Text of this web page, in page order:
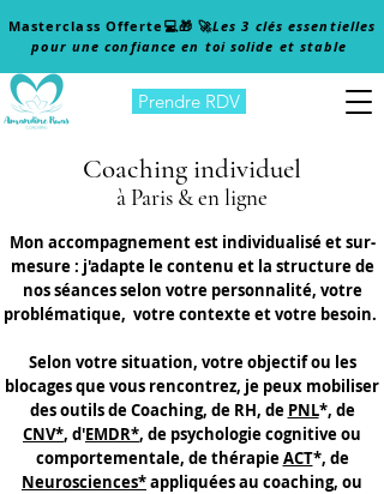
Masterclass Offerte 💻🎁 🚀Les 3 clés essentielles
pour une confiance en toi solide et stable
Prendre RDV
Coaching individuel
à Paris & en ligne
Mon accompagnement est individualisé et sur-
mesure : j'adapte le contenu et la structure de
nos séances selon votre personnalité, votre
problématique, votre contexte et votre besoin.
Selon votre situation, votre objectif ou les
blocages que vous rencontrez, je peux mobiliser
des outils de Coaching, de RH, de PNL*, de
CNV*, d'EMDR*, de psychologie cognitive ou
comportementale, de thérapieACT*, de
Neurosciences*appliquées au coaching, ou